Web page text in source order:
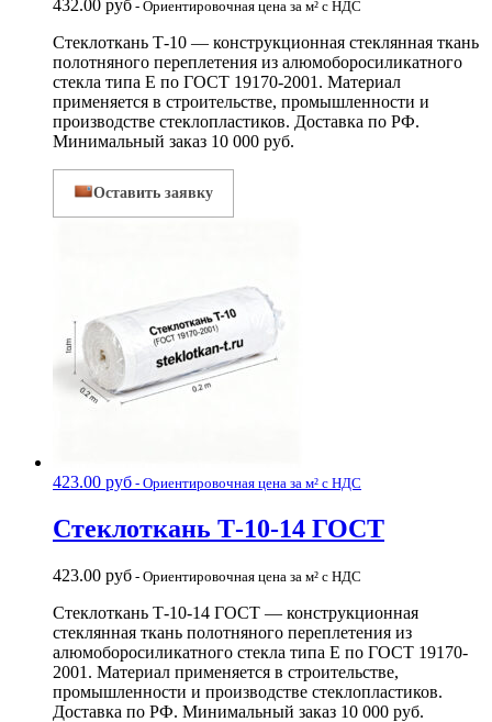
432.00 руб - Ориентировочная цена за м² с НДС
Стеклоткань Т-10 — конструкционная стеклянная ткань
полотняного переплетения из алюмоборосиликатного
стекла типа Е по ГОСТ 19170-2001. Материал
применяется в строительстве, промышленности и
производстве стеклопластиков. Доставка по РФ.
Минимальный заказ 10 000 руб.
Оставить заявку
423.00 руб - Ориентировочная цена за м² с НДС
Стеклоткань Т-10-14 ГОСТ
423.00 руб - Ориентировочная цена за м² с НДС
Стеклоткань Т-10-14 ГОСТ — конструкционная
стеклянная ткань полотняного переплетения из
алюмоборосиликатного стекла типа Е по ГОСТ 19170-
2001. Материал применяется в строительстве,
промышленности и производстве стеклопластиков.
Доставка по РФ. Минимальный заказ 10 000 руб.